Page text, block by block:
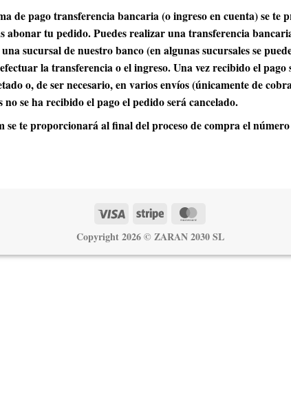
de pago transferencia bancaria (o ingreso en cuenta) se
abonar tu pedido. Puedes realizar una transferencia
sucursal de nuestro banco (en algunas sucursales se
la transferencia o el ingreso. Una vez recibido el
o, de ser necesario, en varios envíos (únicamente de
se ha recibido el pago el pedido será cancelado.
se te proporcionará al final del proceso de compra el
Visa Stripe
Copyright 2026 © ZARAN 2030 SL